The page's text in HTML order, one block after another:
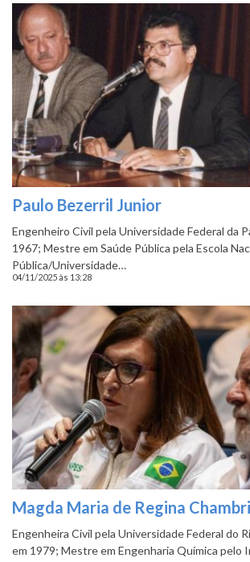
Paulo Bezerril Junior
Engenheiro Civil pela Universidade Federal da
1967; Mestre em Saúde Pública pela Escola
Pública/Universidade…
04/11/2025 às 13:28
Magda Maria de Regina
Engenheira Civil pela Universidade Federal do
em 1979; Mestre em Engenharia Química